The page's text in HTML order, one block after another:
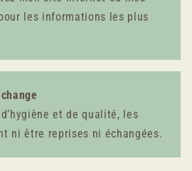
les informations les plus
et de qualité, les
ni être reprises ni échangées.